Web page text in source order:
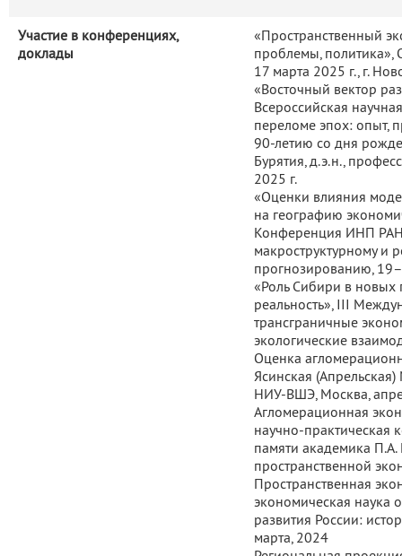
Участие в конференциях,
доклады
«Пространственный
проблемы,
17 марта 2025 г., г.
«Восточный вектор
Всероссийская
переломе эпох: опыт,
90-летию со дня
Бурятия, д.э.н.,
2025 г.
«Оценки влияния
на географию
Конференция ИНП
макроструктурному и
прогнозированию,
«Роль Сибири в новых
реальность», III
трансграничные
экологические
Оценка
Ясинская
НИУ-ВШЭ, Москва,
Агломерационная
научно-
памяти академика
пространственной
Пространственная
экономическая наука
развития России:
марта, 2024